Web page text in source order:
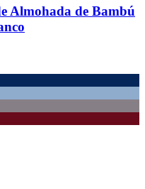
Almohada de Bambú